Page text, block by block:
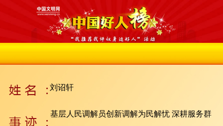
刘诏轩
基层人民调解员创新调解为民解忧 深耕服务群